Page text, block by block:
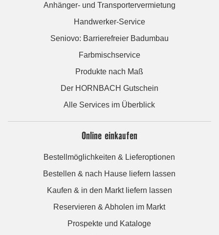
Anhänger- und Transportervermietung
Handwerker-Service
Seniovo: Barrierefreier Badumbau
Farbmischservice
Produkte nach Maß
Der HORNBACH Gutschein
Alle Services im Überblick
Online einkaufen
Bestellmöglichkeiten & Lieferoptionen
Bestellen & nach Hause liefern lassen
Kaufen & in den Markt liefern lassen
Reservieren & Abholen im Markt
Prospekte und Kataloge